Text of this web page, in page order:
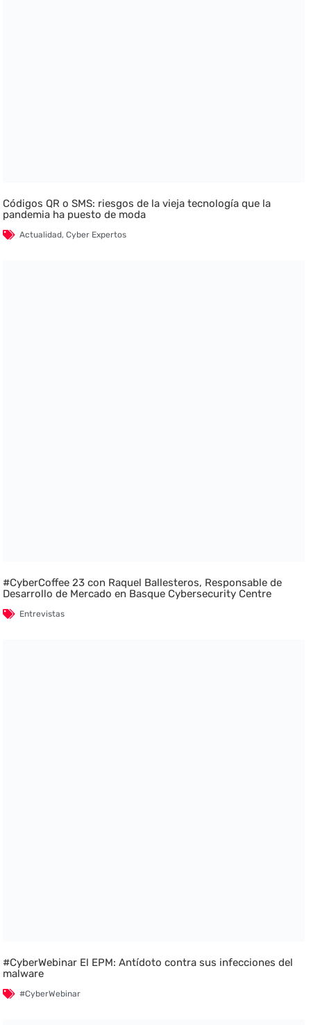
Códigos QR o SMS: riesgos de la vieja tecnología que la
pandemia ha puesto de moda
Actualidad,Cyber Expertos
#CyberCoffee 23 con Raquel Ballesteros, Responsable de
Desarrollo de Mercado en Basque Cybersecurity Centre
Entrevistas
#CyberWebinar El EPM: Antídoto contra sus infecciones del
malware
#CyberWebinar